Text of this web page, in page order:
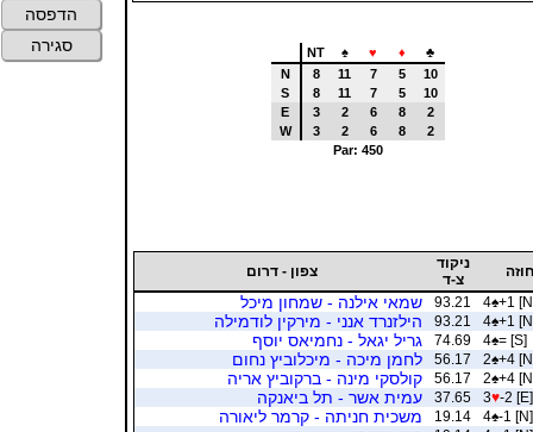
NT ♠ ♥ ♦
♣
N
8 11 7 5
10
S
8 11 7 5
10
E
3 2 6 8
2
W
3 2 6 8
2
Par: 450
חוזה
ניקוד
צ-ד
צפון - דרום
4♠+1
93.21 שמאי אילנה - שמחון מיכל
4♠+1
93.21 הילזנרד אנני - מירקין לודמילה
4♠= [S]
74.69 גריל יגאל - נחמיאס יוסף
2♠+4
56.17 לחמן מיכה - מיכלוביץ נחום
2♠+4
56.17 קולסקי מינה - ברקוביץ אריה
3♥-2 [E]
37.65 עמית אשר - תל ביאנקה
4♠-1 [N]
19.14 משכית חניתה - קרמר ליאורה
הדפסה
סגירה